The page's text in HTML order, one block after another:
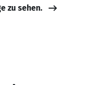
zu sehen.